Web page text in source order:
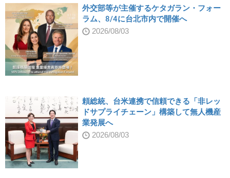
外交部等が主催するケタガラン・フォー
ラム、8/4に台北市内で開催へ
2026/08/03
頼総統、台米連携で信頼できる「非レッ
ドサプライチェーン」構築して無人機産
業発展へ
2026/08/03